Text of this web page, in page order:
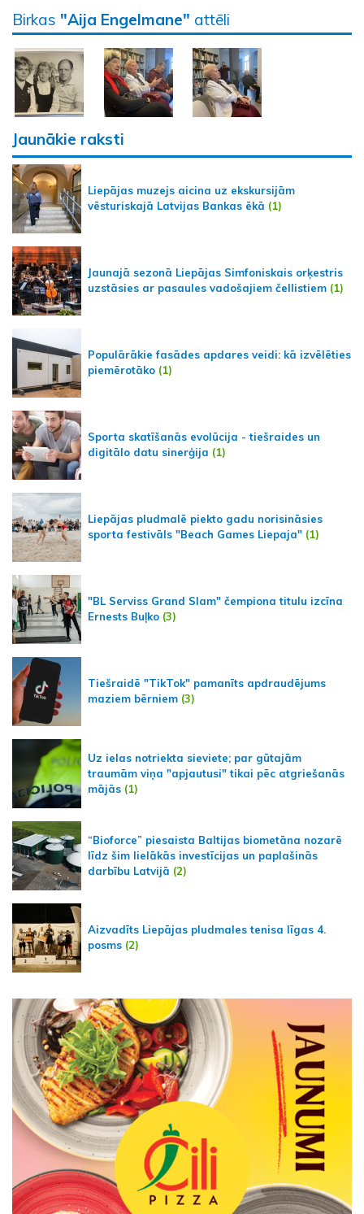
Birkas "Aija Engelmane" attēli
Jaunākie raksti
Liepājas muzejs aicina uz ekskursijām
vēsturiskajā Latvijas Bankas ēkā (1)
Jaunajā sezonā Liepājas Simfoniskais orķestris
uzstāsies ar pasaules vadošajiem čellistiem (1)
Populārākie fasādes apdares veidi: kā izvēlēties
piemērotāko (1)
Sporta skatīšanās evolūcija - tiešraides un
digitālo datu sinerģija (1)
Liepājas pludmalē piekto gadu norisināsies
sporta festivāls "Beach Games Liepaja" (1)
"BL Serviss Grand Slam" čempiona titulu izcīna
Ernests Buļko (3)
Tiešraidē "TikTok" pamanīts apdraudējums
maziem bērniem (3)
Uz ielas notriekta sieviete; par gūtajām
traumām viņa "apjautusi" tikai pēc atgriešanās
mājās (1)
“Bioforce” piesaista Baltijas biometāna nozarē
līdz šim lielākās investīcijas un paplašinās
darbību Latvijā (2)
Aizvadīts Liepājas pludmales tenisa līgas 4.
posms (2)